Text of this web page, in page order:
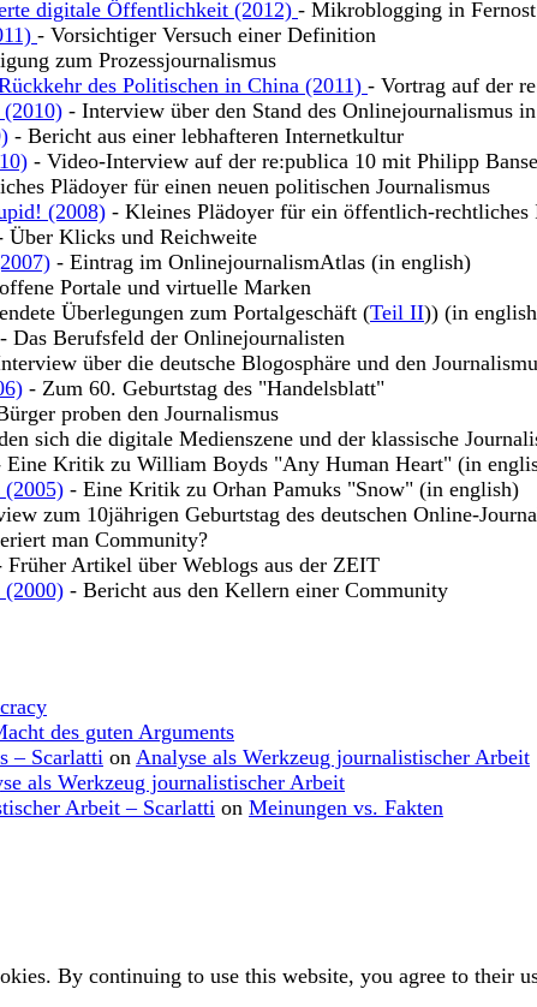
digitale Öffentlichkeit (2012) - Mikroblogging in Fernost
- Vorsichtiger Versuch einer Definition
zum Prozessjournalismus
des Politischen in China (2011) - Vortrag auf der
(2010) - Interview über den Stand des Onlinejournalismus
- Bericht aus einer lebhafteren Internetkultur
- Video-Interview auf der re:publica 10 mit Philipp
Plädoyer für einen neuen politischen Journalismus
(2008) - Kleines Plädoyer für ein öffentlich-rechtliches
Über Klicks und Reichweite
- Eintrag im OnlinejournalismAtlas (in english)
Portale und virtuelle Marken
Überlegungen zum Portalgeschäft (Teil II)) (in
- Das Berufsfeld der Onlinejournalisten
über die deutsche Blogosphäre und den
- Zum 60. Geburtstag des "Handelsblatt"
proben den Journalismus
sich die digitale Medienszene und der klassische
Eine Kritik zu William Boyds "Any Human Heart" (in
(2005) - Eine Kritik zu Orhan Pamuks "Snow" (in english)
zum 10jährigen Geburtstag des deutschen Online-
man Community?
Früher Artikel über Weblogs aus der ZEIT
(2000) - Bericht aus den Kellern einer Community
des guten Arguments
– Scarlatti on Analyse als Werkzeug journalistischer Arbeit
als Werkzeug journalistischer Arbeit
Arbeit – Scarlatti on Meinungen vs. Fakten
By continuing to use this website, you agree to their